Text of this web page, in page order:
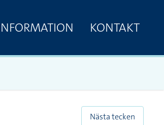
KONTAKT
Nästa tecken